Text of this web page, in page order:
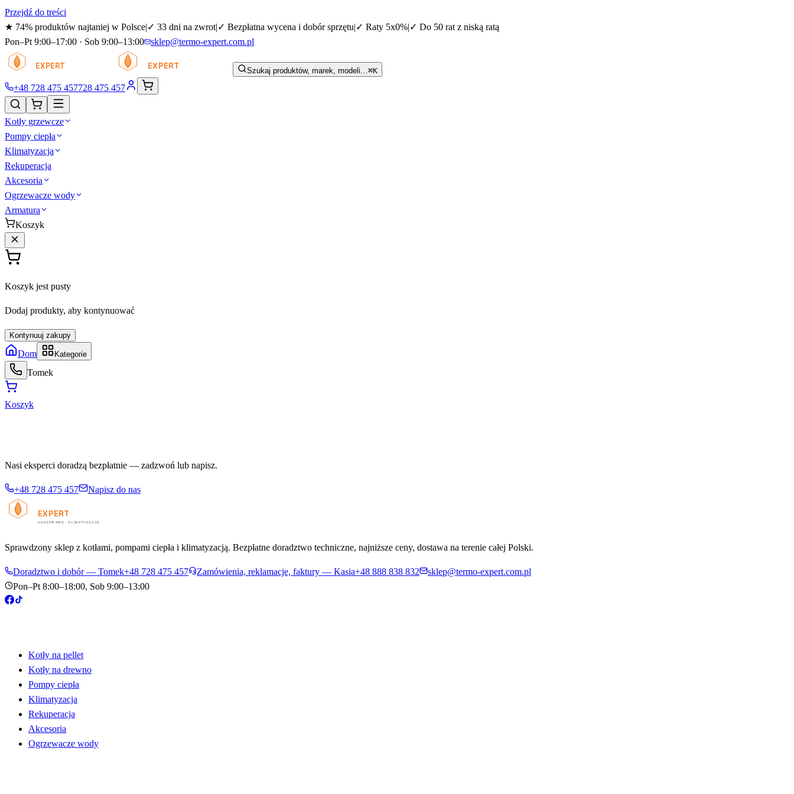
Przejdź do treści
★ 74% produktów najtaniej w Polsce|✓ 33 dni na zwrot|✓ Bezpłatna wycena i dobór sprzętu|✓ Raty 5x0%|✓ Do 50 rat z niską ratą
Pon–Pt 9:00–17:00 · Sob 9:00–13:00
sklep@termo-expert.com.pl
EXPERT EXPERT Szukaj produktów, marek, modeli…⌘K
+48 728 475 457728 475 457
Kotły grzewcze
Pompy ciepła
Klimatyzacja
Rekuperacja
Akcesoria
Ogrzewacze wody
Armatura
Koszyk
Koszyk jest pusty
Dodaj produkty, aby kontynuować
Kontynuuj zakupy
Dom Kategorie
Tomek
Koszyk
Nasi eksperci doradzą bezpłatnie — zadzwoń lub napisz.
+48 728 475 457 Napisz do nas
EXPERT
OGRZEWANIE · KLIMATYZACJA
Sprawdzony sklep z kotłami, pompami ciepła i klimatyzacją. Bezpłatne doradztwo techniczne, najniższe ceny, dostawa na terenie całej Polski.
Doradztwo i dobór — Tomek+48 728 475 457 Zamówienia, reklamacje, faktury — Kasia+48 888 838 832
sklep@termo-expert.com.pl
Pon–Pt 8:00–18:00, Sob 9:00–13:00
Kotły na pellet
Kotły na drewno
Pompy ciepła
Klimatyzacja
Rekuperacja
Akcesoria
Ogrzewacze wody